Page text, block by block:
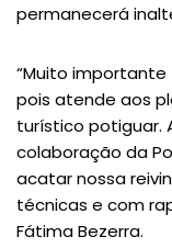
permanecerá
“Muito
pois atende aos
turístico potiguar.
colaboração da
acatar nossa
técnicas e com
Fátima Bezerra.